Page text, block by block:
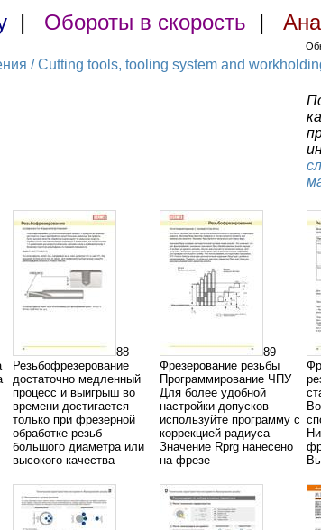
| Обороты в скорость |
/ Cutting tools, tooling system and
88
Резьбофрезерование
достаточно медленный
процесс и выигрыш во
времени достигается
только при фрезерной
обработке резьб
большого диаметра или
высокого качества
89
Фрезерование резьбы
Программирование ЧПУ
Для более удобной
настройки допусков
используйте программу с
коррекцией радиуса
Значение Rprg нанесено
на фрезе